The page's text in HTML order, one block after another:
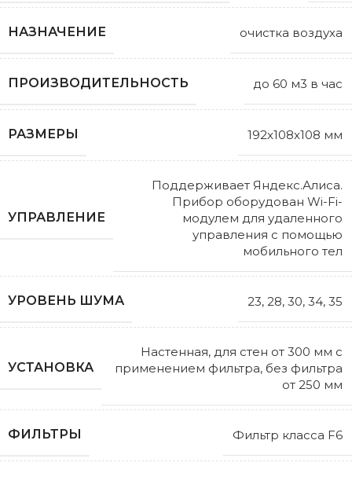
НАЗНАЧЕНИЕ очистка воздуха
ПРОИЗВОДИТЕЛЬНОСТЬ до 60 м3 в час
РАЗМЕРЫ 192x108x108 мм
УПРАВЛЕНИЕ
Поддерживает Яндекс.Алиса.
Прибор оборудован Wi-Fi-
модулем для удаленного
управления с помощью
мобильного тел
УРОВЕНЬ ШУМА 23, 28, 30, 34, 35
УСТАНОВКА
Настенная, для стен от 300 мм с
применением фильтра, без фильтра
от 250 мм
ФИЛЬТРЫ Фильтр класса F6